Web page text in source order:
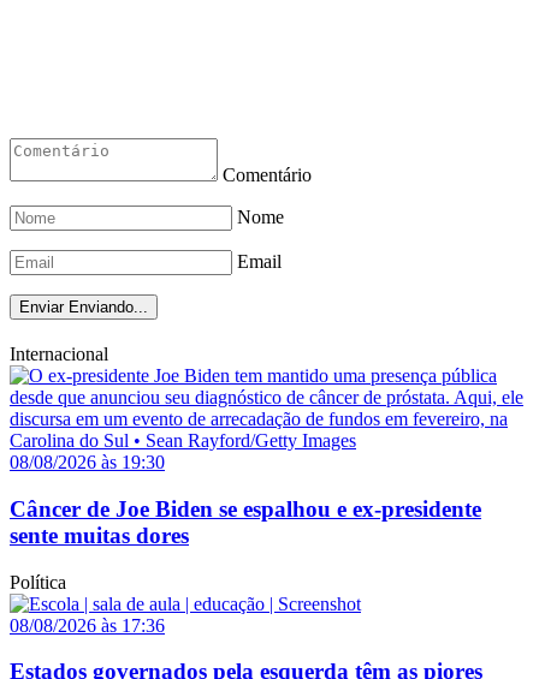
Comentário
Nome
Email
Enviar Enviando...
Internacional
08/08/2026 às 19:30
Câncer de Joe Biden se espalhou e ex-presidente
sente muitas dores
Política
08/08/2026 às 17:36
Estados governados pela esquerda têm as piores